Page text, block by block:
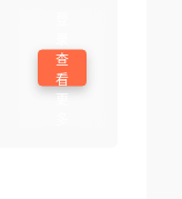
查
看